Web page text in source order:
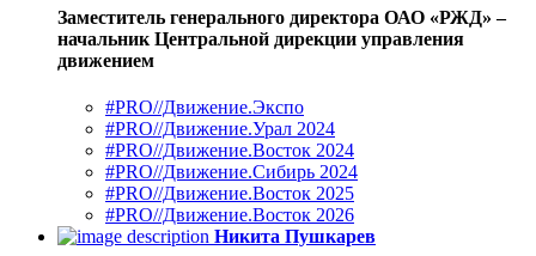
Заместитель генерального директора ОАО «РЖД» –
начальник Центральной дирекции управления
движением
#PRO//Движение.Экспо
#PRO//Движение.Урал 2024
#PRO//Движение.Восток 2024
#PRO//Движение.Сибирь 2024
#PRO//Движение.Восток 2025
#PRO//Движение.Восток 2026
Никита Пушкарев